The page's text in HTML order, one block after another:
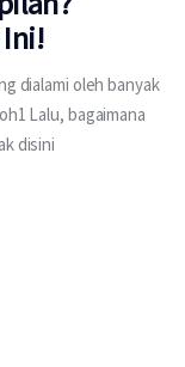
Ini!
dialami oleh banyak
Lalu, bagaimana
disini